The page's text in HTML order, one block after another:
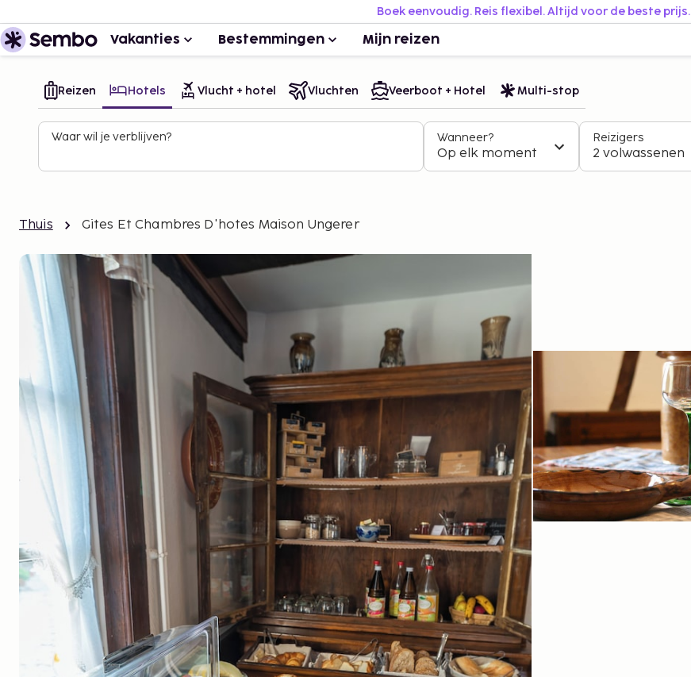
Boek eenvoudig. Reis flexibel. Altijd voor de beste prijs.
Vakanties Bestemmingen Mijn reizen
Reizen Hotels Vlucht + hotel Vluchten Veerboot + Hotel Multi-stop
Waar wil je verblijven? Wanneer?
Op elk moment
Reizigers
2 volwassenen
Thuis Gites Et Chambres D'hotes Maison Ungerer